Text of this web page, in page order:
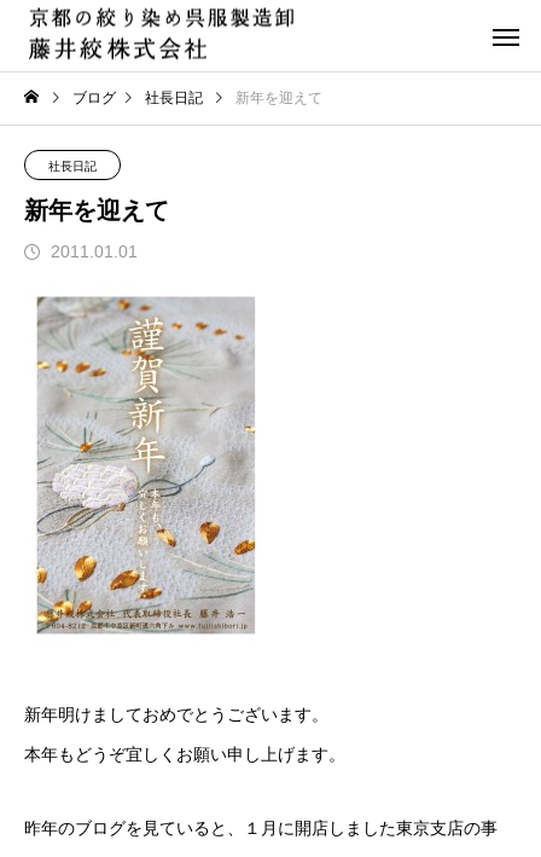
ブログ 社長日記 新年を迎えて
社長日記
新年を迎えて
2011.01.01
新年明けましておめでとうございます。
本年もどうぞ宜しくお願い申し上げます。
昨年のブログを見ていると、１月に開店しました東京支店の事